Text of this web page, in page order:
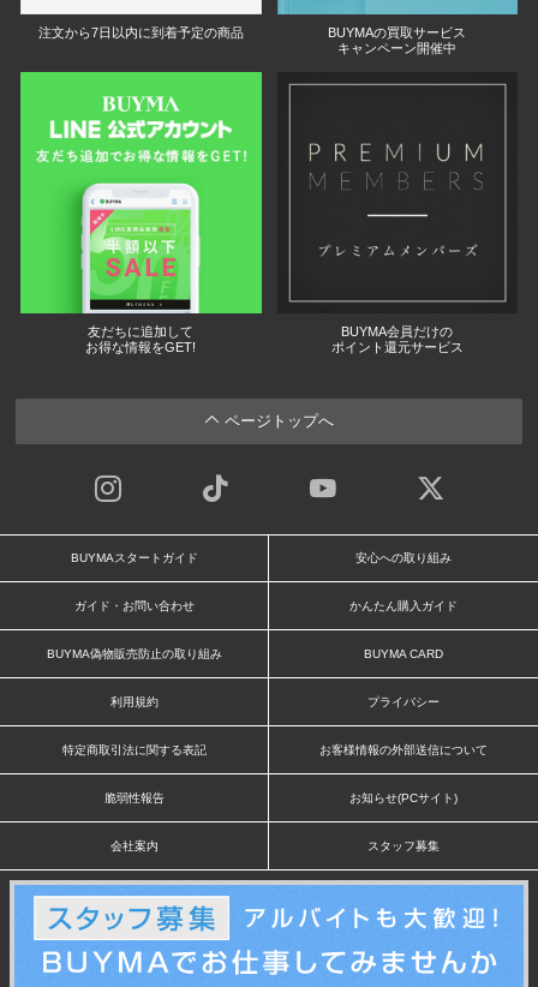
注文から7日以内に到着予定の商品
BUYMAの買取サービス
キャンペーン開催中
友だちに追加して
お得な情報をGET!
BUYMA会員だけの
ポイント還元サービス
ページトップへ
BUYMAスタートガイド 安心への取り組み
ガイド・お問い合わせ かんたん購入ガイド
BUYMA偽物販売防止の取り組み BUYMA CARD
利用規約 プライバシー
特定商取引法に関する表記 お客様情報の外部送信について
脆弱性報告 お知らせ(PCサイト)
会社案内 スタッフ募集